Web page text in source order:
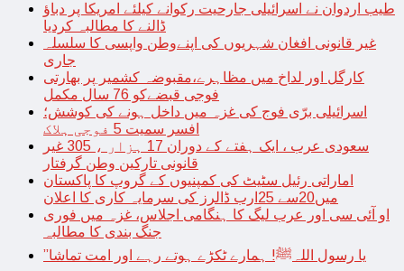
طیب اردوان نے اسرائیلی جارحیت رکوانے کیلئے امریکا پر دباؤ
ڈالنے کا مطالبہ کردیا
غیر قانونی افغان شہریوں کی اپنےوطن واپسی کا سلسلہ
جاری
کارگل اور لداخ میں مظاہرے،مقبوضہ کشمیر پر بھارتی
فوجی قبضےکو 76 سال مکمل
اسرائیلی برّی فوج کی غزہ میں داخل ہونے کی کوشش؛
افسر سمیت 5 فوجی ہلاک
سعودی عرب ، ایک ہفتے کے دوران 17 ہزار ، 305 غیر
قانونی تارکین وطن گرفتار
اماراتی رئیل سٹیٹ کی کمپنیوں کے گروپ کا پاکستان
میں20سے 25ارب ڈالرز کی سرمایہ کاری کا اعلان
او آئی سی اور عرب لیگ کا ہنگامی اجلاس، غزہ میں فوری
جنگ بندی کا مطالبہ
’’یا رسول اللہﷺ! ہمارے ٹکڑے ہوتے رہے اور امت تماشا